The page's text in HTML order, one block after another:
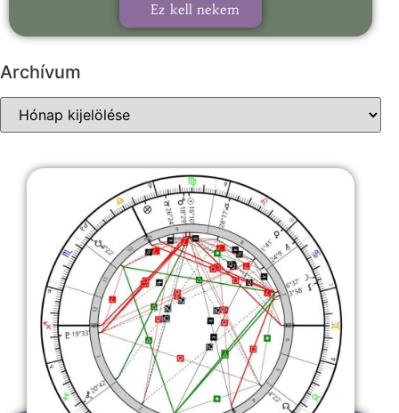
Ez kell nekem
Archívum